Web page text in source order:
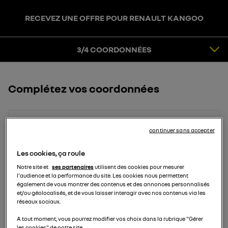
RECEVEZ UNE OFFRE POUR RENAULT KANGOO
3/4 COORDONNÉES
COORDONNÉES
CONFIRMATION
Complétez vos coordonnées
Nom
Email
Les cookies, ça roule
Notre site et ses partenairesutilisent des cookies pour mesurer
l'audience et la performance du site. Les cookies nous permettent
également de vous montrer des contenus et des annonces personnalisés
et/ou géolocalisés, et de vous laisser interagir avec nos contenus via les
réseaux sociaux.
A tout moment, vous pourrez modifier vos choix dans la rubrique "Gérer
continuer sans accepter